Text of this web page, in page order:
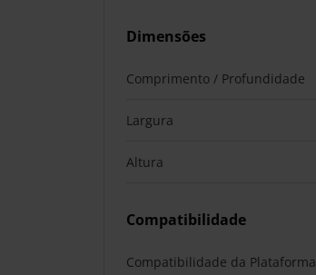
Dimensões
Comprimento / Profundidade
Largura
Altura
Compatibilidade
Compatibilidade da Plataforma